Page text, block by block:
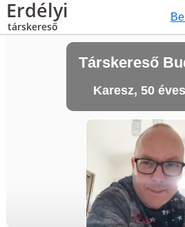
Erdélyi
társkereső
Társkereső
Karesz, 50